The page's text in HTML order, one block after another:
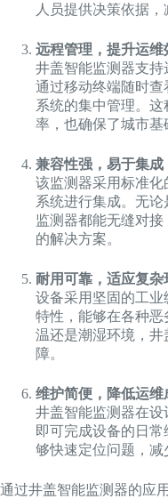
人员提供决策依据，
远程管理，提升运维
井盖智能监测器支
通过移动终端随时
系统的集中管理。
率，也确保了城市基
兼容性强，易于集成
该监测器采用标准
系统进行集成。无
监测器都能无缝对
的解决方案。
耐用可靠，适应复杂
设备采用坚固的工
特性，能够在各种
温还是潮湿环境，
障。
维护简便，降低运维
井盖智能监测器在
即可完成设备的日
够快速定位问题，减
通过井盖智能监测器的应